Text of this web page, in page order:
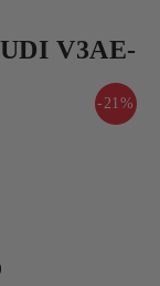
V3AE-
-21%